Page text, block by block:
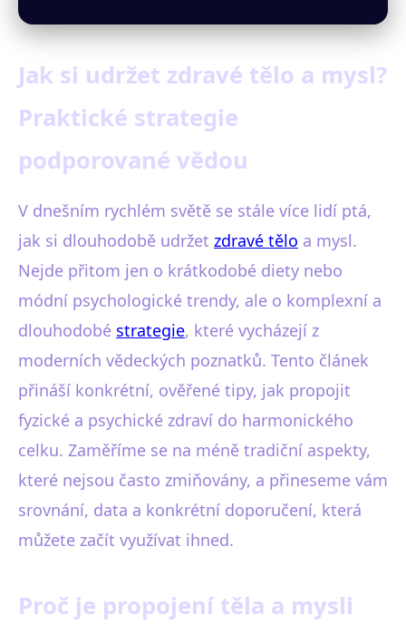
Jak si udržet zdravé tělo a mysl?
Praktické strategie
podporované vědou
V dnešním rychlém světě se stále více lidí ptá,
jak si dlouhodobě udržet zdravé tělo a mysl.
Nejde přitom jen o krátkodobé diety nebo
módní psychologické trendy, ale o komplexní a
dlouhodobé strategie, které vycházejí z
moderních vědeckých poznatků. Tento článek
přináší konkrétní, ověřené tipy, jak propojit
fyzické a psychické zdraví do harmonického
celku. Zaměříme se na méně tradiční aspekty,
které nejsou často zmiňovány, a přineseme vám
srovnání, data a konkrétní doporučení, která
můžete začít využívat ihned.
Proč je propojení těla a mysli